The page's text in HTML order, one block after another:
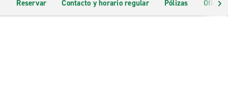
Reservar Contacto y horario regular Pólizas